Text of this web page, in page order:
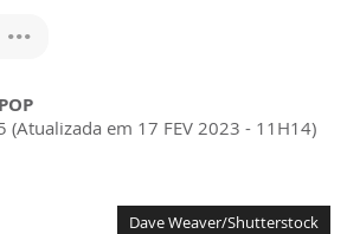
(Atualizada em 17 FEV 2023 - 11H14)
Dave Weaver/Shutterstock